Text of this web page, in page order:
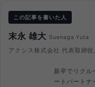
この記事を書いた人
末永 雄大 Suenaga Yuta
アクシス株式会社 代表取締
新卒でリクル
ートパートナ